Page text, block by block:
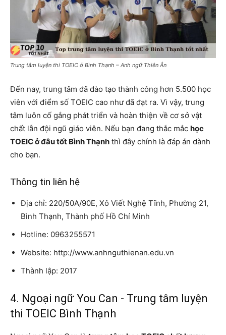
Trung tâm luyện thi TOEIC ở Bình Thạnh – Anh ngữ Thiên Ân
Đến nay, trung tâm đã đào tạo thành công hơn 5.500 học
viên với điểm số TOEIC cao như đã đạt ra. Vì vậy, trung
tâm luôn cố gắng phát triển và hoàn thiện về cơ sở vật
chất lẫn đội ngũ giáo viên. Nếu bạn đang thắc mắc học
TOEIC ở đâu tốt Bình Thạnh thì đây chính là đáp án dành
cho bạn.
Thông tin liên hệ
Địa chỉ: 220/50A/90E, Xô Viết Nghệ Tĩnh, Phường 21,
Bình Thạnh, Thành phố Hồ Chí Minh
Hotline: 0963255571
Website: http://www.anhnguthienan.edu.vn
Thành lập: 2017
4. Ngoại ngữ You Can - Trung tâm luyện
thi TOEIC Bình Thạnh